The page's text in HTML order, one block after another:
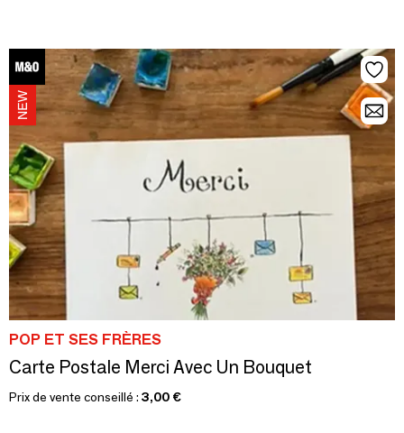
POP ET SES FRÈRES
Carte Postale Merci Avec Un Bouquet
Prix de vente conseillé : 3,00 €